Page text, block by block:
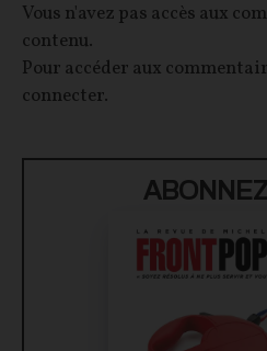
Vous n'avez pas accès aux
contenu.
Pour accéder aux
connecter.